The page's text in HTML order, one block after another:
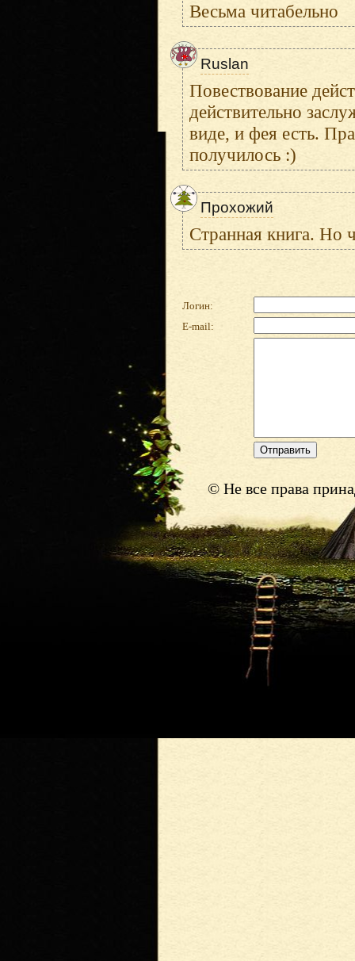
Весьма читабельно
Ruslan
Повествование
действительно
виде, и фея есть.
получилось :)
Прохожий
Странная книга. Но
Логин:
E-mail:
© Не все права